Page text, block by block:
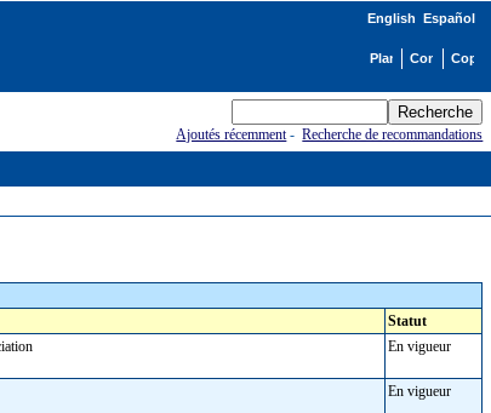
English Español
Ajoutés récemment-Recherche de recommandations
Statut
En vigueur
En vigueur